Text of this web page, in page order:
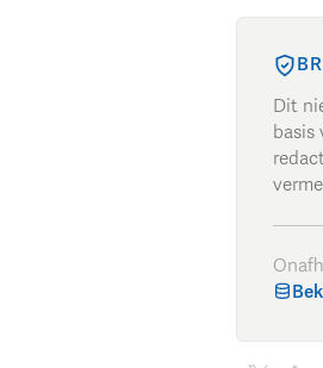
Dit
basis